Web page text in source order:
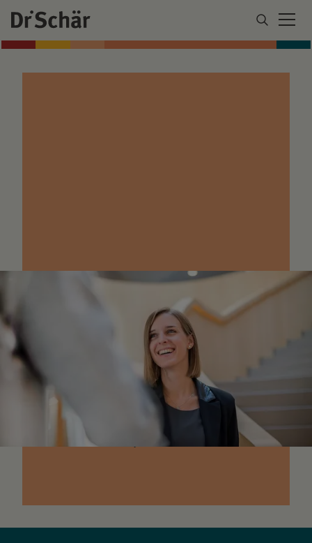
LIBERA IL
MEGLIO DI TE
Lavorare in Dr. Schär significa
liberare il meglio di te per fare
davvero la differenza,
migliorando la vita delle
nutrizionali specifiche.